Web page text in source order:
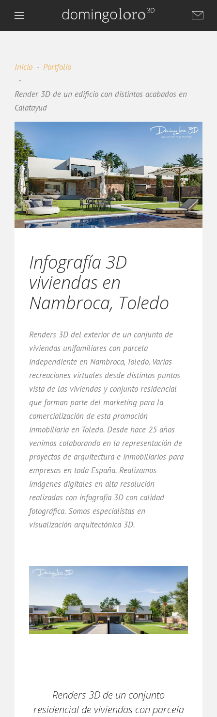
Inicio Portfolio
Render 3D de un edificio con distintos acabados en
Calatayud
Infografía 3D
viviendas en
Nambroca, Toledo
Renders 3D del exterior de un conjunto de
viviendas unifamiliares con parcela
independiente en Nambroca, Toledo. Varias
recreaciones virtuales desde distintos puntos
vista de las viviendas y conjunto residencial
que forman parte del marketing para la
comercialización de esta promoción
inmobiliaria en Toledo. Desde hace 25 años
venimos colaborando en la representación de
proyectos de arquitectura e inmobiliarios para
empresas en toda España. Realizamos
imágenes digitales en alta resolución
realizadas con infografía 3D con calidad
fotográfica. Somos especialistas en
visualización arquitectónica 3D.
Renders 3D de un conjunto
residencial de viviendas con parcela
DL
Asistente virtual